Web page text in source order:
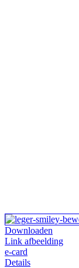
Downloaden
Link afbeelding
e-card
Details